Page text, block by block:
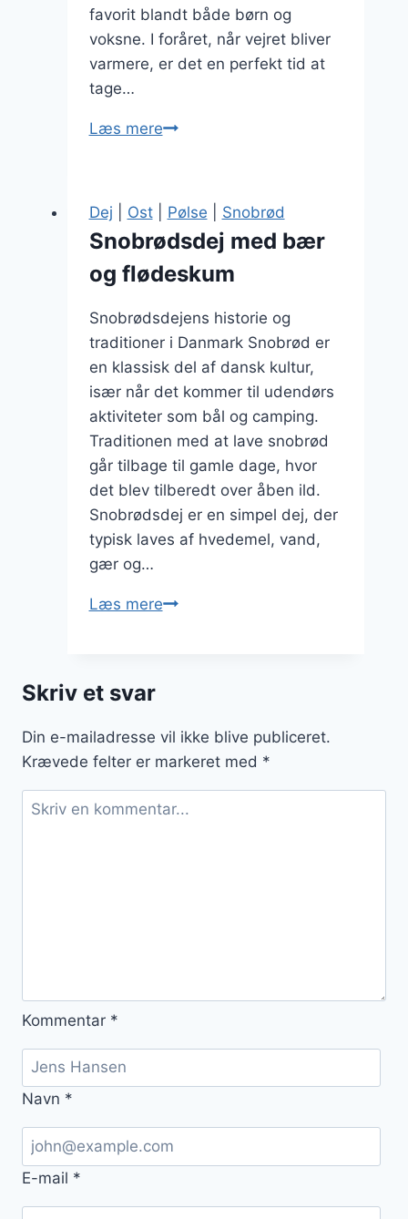
favorit blandt både børn og
voksne. I foråret, når vejret bliver
varmere, er det en perfekt tid at
tage…
Læs mereSnobrødsdej
Dej Ost| Pølse Snobrød
Snobrødsdej med bær
og flødeskum
Snobrødsdejens historie og
traditioner i Danmark Snobrød er
en klassisk del af dansk kultur,
især når det kommer til udendørs
aktiviteter som bål og camping.
Traditionen med at lave snobrød
går tilbage til gamle dage, hvor
det blev tilberedt over åben ild.
Snobrødsdej er en simpel dej, der
typisk laves af hvedemel, vand,
gær og…
Læs mereSnobrødsdej
Skriv et svar
Din e-mailadresse vil ikke blive publiceret.
Krævede felter er markeret med *
Kommentar *
Navn *
E-mail *